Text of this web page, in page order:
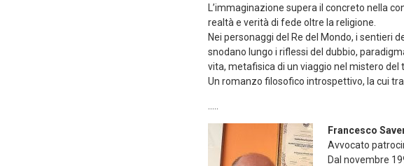
L’immaginazione supera il concreto nella
realtà e verità di fede oltre la religione.
Nei personaggi del Re del Mondo, i sentieri
snodano lungo i riflessi del dubbio,
vita, metafisica di un viaggio nel mistero del
Un romanzo filosofico introspettivo, la cui
Francesco
Avvocato
Dal novembre